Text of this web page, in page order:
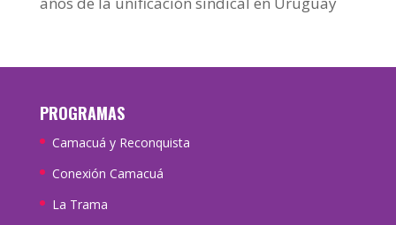
PROGRAMAS
Camacuá y Reconquista
Conexión Camacuá
La Trama